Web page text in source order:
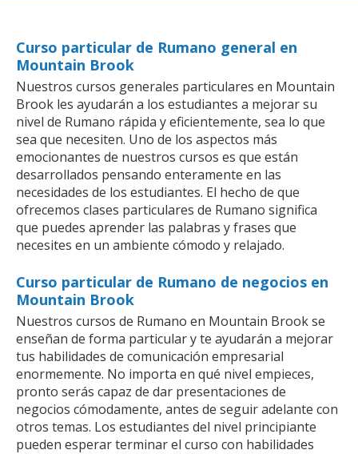
Curso particular de Rumano general en
Mountain Brook
Nuestros cursos generales particulares en Mountain
Brook les ayudarán a los estudiantes a mejorar su
nivel de Rumano rápida y eficientemente, sea lo que
sea que necesiten. Uno de los aspectos más
emocionantes de nuestros cursos es que están
desarrollados pensando enteramente en las
necesidades de los estudiantes. El hecho de que
ofrecemos clases particulares de Rumano significa
que puedes aprender las palabras y frases que
necesites en un ambiente cómodo y relajado.
Curso particular de Rumano de negocios en
Mountain Brook
Nuestros cursos de Rumano en Mountain Brook se
enseñan de forma particular y te ayudarán a mejorar
tus habilidades de comunicación empresarial
enormemente. No importa en qué nivel empieces,
pronto serás capaz de dar presentaciones de
negocios cómodamente, antes de seguir adelante con
otros temas. Los estudiantes del nivel principiante
pueden esperar terminar el curso con habilidades